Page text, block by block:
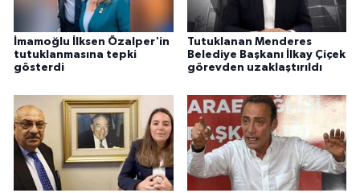
İmamoğlu İlksen Özalper'in
tutuklanmasına tepki
gösterdi
Tutuklanan Menderes
Belediye Başkanı İlkay Çiçek
görevden uzaklaştırıldı